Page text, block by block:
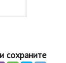
сохраните